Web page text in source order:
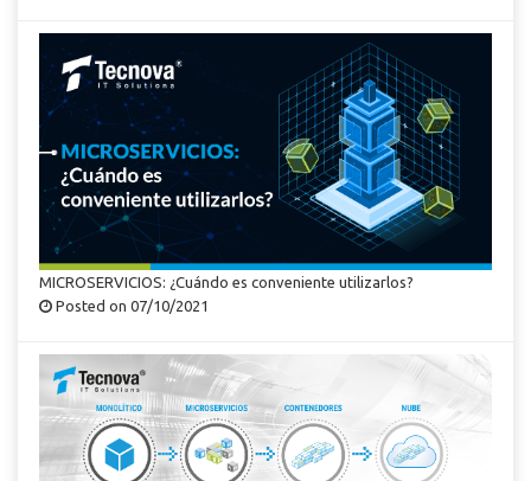
MICROSERVICIOS: ¿Cuándo es conveniente utilizarlos?
Posted on 07/10/2021